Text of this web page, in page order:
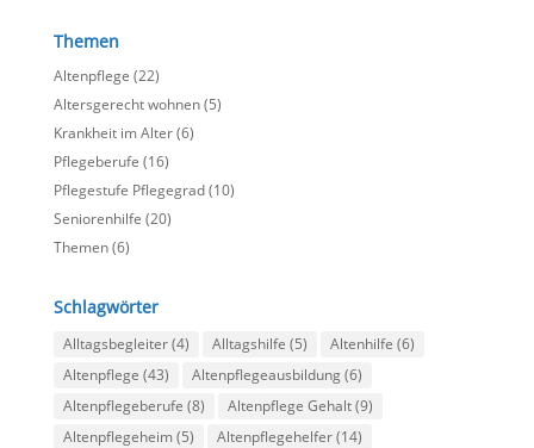
Themen
Altenpflege (22)
Altersgerecht wohnen(5)
Krankheit im Alter(6)
Pflegeberufe (16)
Pflegestufe Pflegegrad(10)
Seniorenhilfe (20)
Themen(6)
Schlagwörter
Alltagsbegleiter(4) Alltagshilfe (5) Altenhilfe (6)
Altenpflege (43) Altenpflegeausbildung(6)
Altenpflegeberufe (8) Altenpflege Gehalt(9)
Altenpflegeheim(5) Altenpflegehelfer(14)